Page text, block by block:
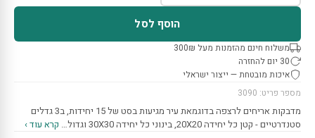
הוסף לסל
משלוח חינם מהזמנות מעל 300₪
30 יום להחזרה
איכות מובטחת — ייצור ישראלי
מספר פריט: 3090
מדבקות אריחים לרצפה בדוגמאת עיר מגיעות בסט של 15 יחידות, ב3 גדלים
סטנדרטיים - קטן כל יחידה 20X20, בינוני כל יחידה 30X30 וגדול…
קרא עוד ›